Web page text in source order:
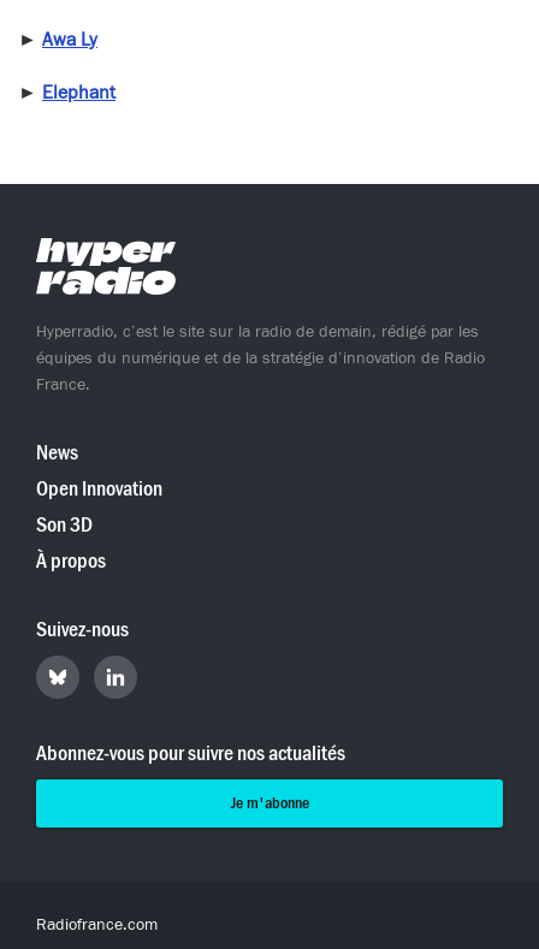
► Awa Ly
► Elephant
Hyperradio, c’est le site sur la radio de demain, rédigé par les
équipes du numérique et de la stratégie d’innovation de Radio
France.
News
Open Innovation
Son 3D
À propos
Suivez-nous
Retrouvez
Hyperradio
Bluesky
Retrouvez
Hyperradio
LinkedIn
Abonnez-vous pour suivre nos actualités
Je m'abonne
Radiofrance.com